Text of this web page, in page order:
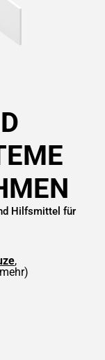
Hilfsmittel für
,